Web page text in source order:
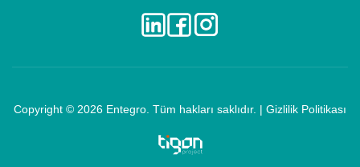
Copyright © 2026 Entegro. Tüm hakları saklıdır. | Gizlilik Politikası